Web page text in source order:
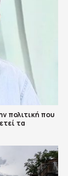
πολιτική που
τα